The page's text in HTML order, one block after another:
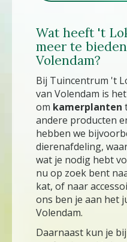
Wat heeft 't
meer te
Volendam?
Bij Tuincentrum 't
van Volendam is
om kamerplanten
andere producten
hebben we
dierenafdeling,
wat je nodig hebt
nu op zoek bent
kat, of naar
ons ben je aan het
Volendam.
Daarnaast kun je